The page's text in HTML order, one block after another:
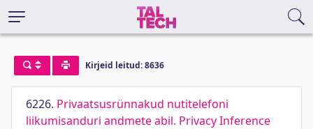
Kirjeid leitud: 8636
6226. Privaatsusrünnakud nutitelefoni
liikumisanduri andmete abil. Privacy Inference